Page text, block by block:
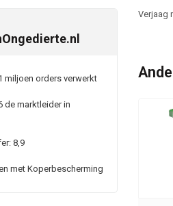
miljoen orders verwerkt
de marktleider in
8,9
met Koperbescherming
Verjaag